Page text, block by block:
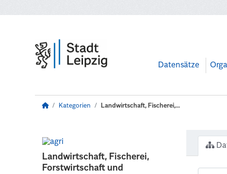
Datensätze
Kategorien Landwirtschaft, Fischerei,...
Landwirtschaft, Fischerei,
Forstwirtschaft und